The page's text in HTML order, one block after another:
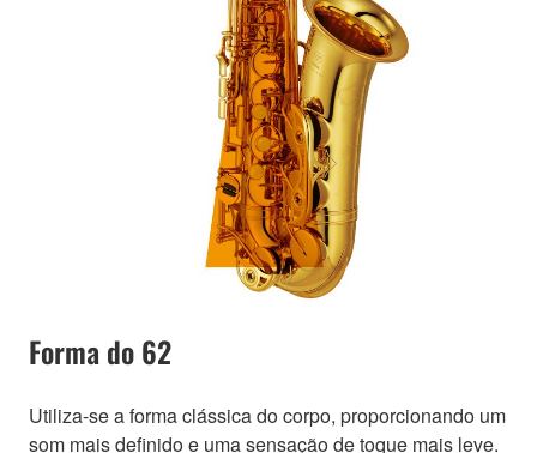
Forma do 62
Utiliza-se a forma clássica do corpo, proporcionando um
som mais definido e uma sensação de toque mais leve.